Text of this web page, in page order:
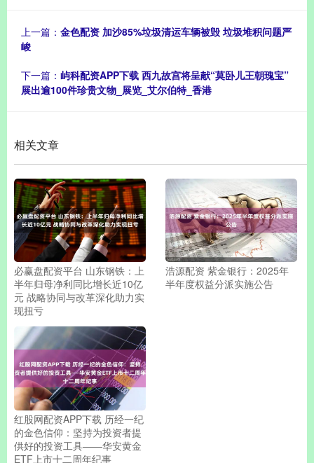
上一篇： 金色配资 加沙85%垃圾清运车辆被毁 垃圾堆积问题严
峻
下一篇： 屿科配资APP下载 西九故宫将呈献“莫卧儿王朝瑰宝”
展出逾100件珍贵文物_展览_艾尔伯特_香港
相关文章
必赢盘配资平台 山东钢铁：上
半年归母净利同比增长近10亿
元 战略协同与改革深化助力实
现扭亏
浩源配资 紫金银行：2025年
半年度权益分派实施公告
红股网配资APP下载 历经一纪
的金色信仰：坚持为投资者提
供好的投资工具——华安黄金
ETF上市十二周年纪事